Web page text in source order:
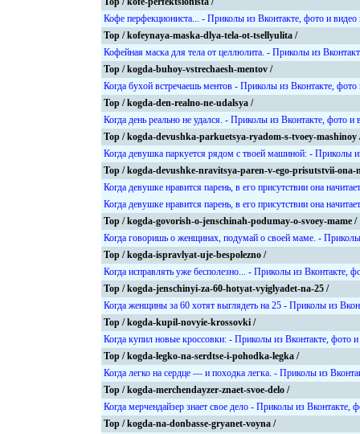
Кофе перфекциониста... - Приколы из Вконтакте, фото и видео
Top / kofeynaya-maska-dlya-tela-ot-tsellyulita /
Кофейная маска для тела от целлюлита. - Приколы из
Top / kogda-buhoy-vstrechaesh-mentov /
Когда бухой встречаешь ментов - Приколы из Вконтакте,
Top / kogda-den-realno-ne-udalsya /
Когда день реально не удался. - Приколы из Вконтакте, фото и
Top / kogda-devushka-parkuetsya-ryadom-s-tvoey-mashinoy
Когда девушка паркуется рядом с твоей машиной: - Приколы
Top / kogda-devushke-nravitsya-paren-v-ego-prisutstvii-
Когда девушке нравится парень, в его присутствии она
Когда девушке нравится парень, в его присутствии она
Top / kogda-govorish-o-jenschinah-podumay-o-svoey-mame /
Когда говоришь о женщинах, подумай о своей маме. -
Top / kogda-ispravlyat-uje-bespolezno /
Когда исправлять уже бесполезно... - Приколы из Вконтакте,
Top / kogda-jenschinyi-za-60-hotyat-vyiglyadet-na-25 /
Когда женщины за 60 хотят выглядеть на 25 - Приколы из
Top / kogda-kupil-novyie-krossovki /
Когда купил новые кроссовки: - Приколы из Вконтакте, фото
Top / kogda-legko-na-serdtse-i-pohodka-legka /
Когда легко на сердце — и походка легка. - Приколы из
Top / kogda-merchendayzer-znaet-svoe-delo /
Когда мерчендайзер знает свое дело - Приколы из Вконтакте,
Top / kogda-na-donbasse-gryanet-voyna /